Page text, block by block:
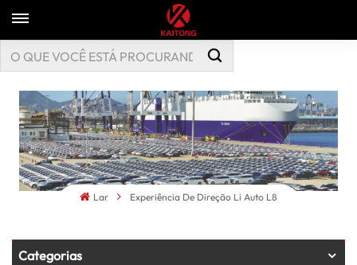
Lar Experiência De Direção Li Auto L8
Categorias